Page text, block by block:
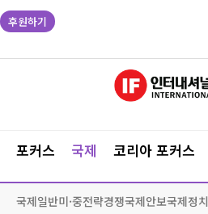
후원하기
포커스 국제 코리아 포커스
국제일반미·중전략경쟁국제안보국제정치